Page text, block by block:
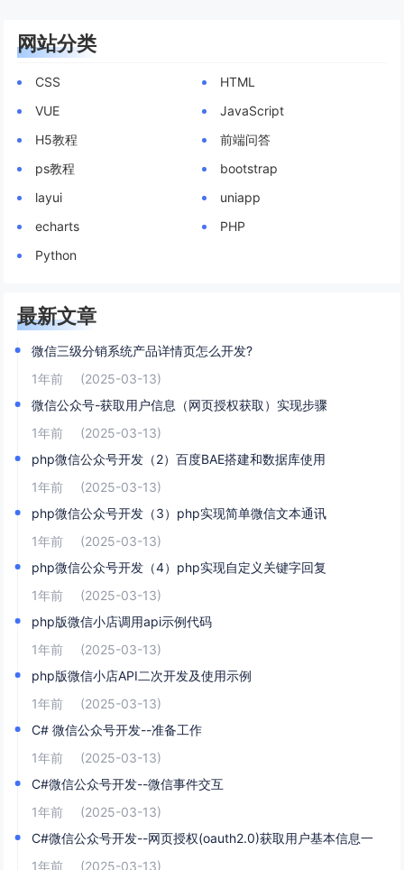
网站分类
CSS
HTML
VUE
JavaScript
H5教程
前端问答
ps教程
bootstrap
layui
uniapp
echarts
PHP
Python
最新文章
微信三级分销系统产品详情页怎么开发?
1年前
(2025-03-13)
微信公众号-获取用户信息（网页授权获取）实现步骤
1年前
(2025-03-13)
php微信公众号开发（2）百度BAE搭建和数据库使用
1年前
(2025-03-13)
php微信公众号开发（3）php实现简单微信文本通讯
1年前
(2025-03-13)
php微信公众号开发（4）php实现自定义关键字回复
1年前
(2025-03-13)
php版微信小店调用api示例代码
1年前
(2025-03-13)
php版微信小店API二次开发及使用示例
1年前
(2025-03-13)
C# 微信公众号开发--准备工作
1年前
(2025-03-13)
C#微信公众号开发--微信事件交互
1年前
(2025-03-13)
C#微信公众号开发--网页授权(oauth2.0)获取用户基本信息一
1年前
(2025-03-13)